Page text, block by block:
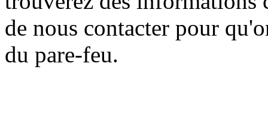
de nous contacter pour
du pare-feu.